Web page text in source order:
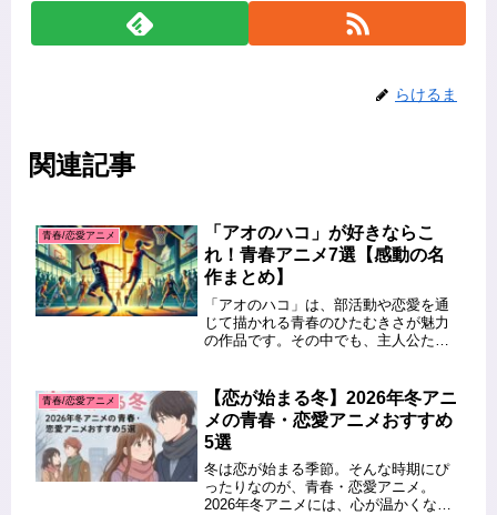
らけるま
関連記事
青春/恋愛アニメ
「アオのハコ」が好きならこ
れ！青春アニメ7選【感動の名
作まとめ】
「アオのハコ」は、部活動や恋愛を通
じて描かれる青春のひたむきさが魅力
の作品です。その中でも、主人公たち
そんな「アオのハコ」に感動した方の
中には、「他にもこんな青春アニメが
見...
青春/恋愛アニメ
【恋が始まる冬】2026年冬アニ
メの青春・恋愛アニメおすすめ
5選
冬は恋が始まる季節。そんな時期にぴ
ったりなのが、青春・恋愛アニメ。
2026年冬アニメには、心が温かくなる